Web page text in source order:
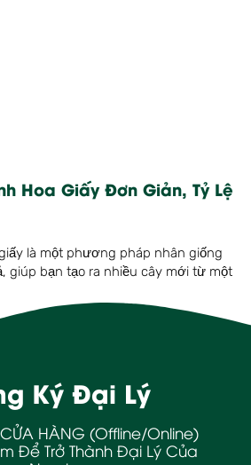
Hoa Giấy Đơn Giản, Tỷ Lệ
là một phương pháp nhân giống
giúp bạn tạo ra nhiều cây mới từ một
Ký Đại Lý
HÀNG (Offline/Online)
Để Trở Thành Đại Lý Của